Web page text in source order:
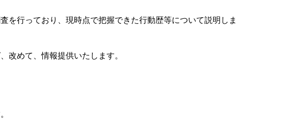
行っており、現時点で把握できた行動歴等について説明しま
めて、情報提供いたします。